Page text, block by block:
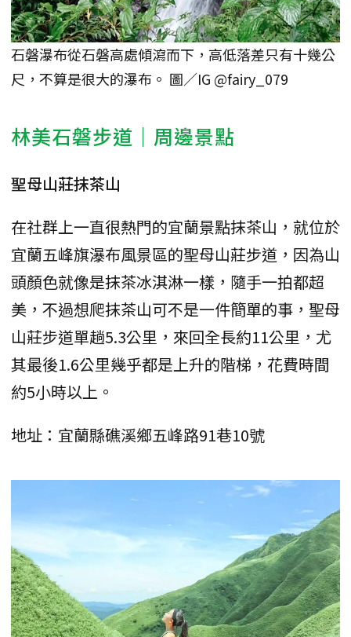
石磐瀑布從石磐高處傾瀉而下，高低落差只有十幾公
尺，不算是很大的瀑布。 圖／IG @fairy_079
林美石磐步道｜周邊景點
聖母山莊抹茶山
在社群上一直很熱門的宜蘭景點抹茶山，就位於
宜蘭五峰旗瀑布風景區的聖母山莊步道，因為山
頭顏色就像是抹茶冰淇淋一樣，隨手一拍都超
美，不過想爬抹茶山可不是一件簡單的事，聖母
山莊步道單趟5.3公里，來回全長約11公里，尤
其最後1.6公里幾乎都是上升的階梯，花費時間
約5小時以上。
地址：宜蘭縣礁溪鄉五峰路91巷10號